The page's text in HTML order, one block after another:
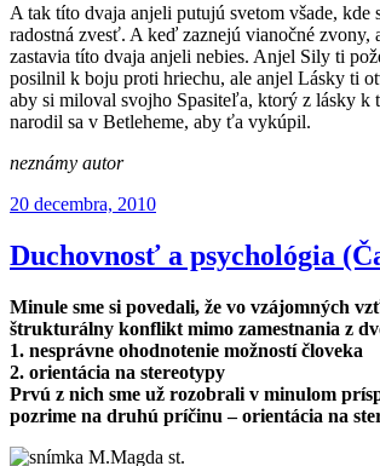
A tak títo dvaja anjeli putujú svetom všade, kde
radostná zvesť. A keď zaznejú vianočné zvony,
zastavia títo dvaja anjeli nebies. Anjel Sily ti
posilnil k boju proti hriechu, ale anjel Lásky ti
aby si miloval svojho Spasiteľa, ktorý z lásky k
narodil sa v Betleheme, aby ťa vykúpil.
neznámy autor
Publikované
20 decembra, 2010
Duchovnosť a psychológia
Minule sme si povedali, že vo vzájomných
štrukturálny konflikt mimo zamestnania z
1. nesprávne ohodnotenie možností človeka
2. orientácia na stereotypy
Prvú z nich sme už rozobrali v minulom
pozrime na druhú príčinu – orientácia na